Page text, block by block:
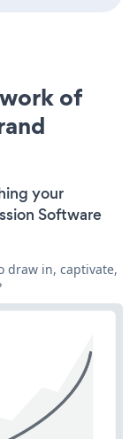
of
your
Software
draw in, captivate,